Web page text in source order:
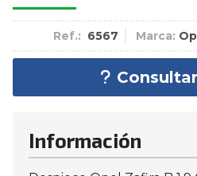
Ref.: 6567 Marca:
Información